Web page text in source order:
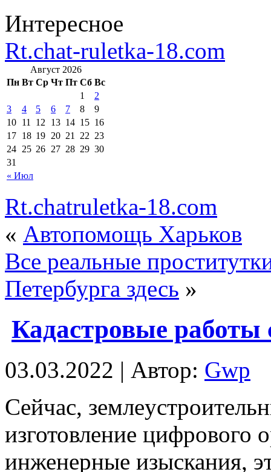
Интересное
Rt.chat-ruletka-18.com
Август 2026
Пн Вт Ср Чт Пт Сб Вс
« Июл
1
2
3
4 5 6 7 8
9
10 11 12 13 14 15 16
17 18 19 20 21 22 23
24 25 26 27 28 29 30
31
Rt.chatruletka-18.com
« Автопомощь Харьков
Все реальные
Петербурга здесь »
Кадастровые работы
03.03.2022 | Автор: Gwp
Сeйчaс,
изготовление цифрового
инженерные изыскания,